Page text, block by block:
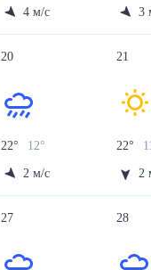
4 м/с
3
20
22° 12°
2 м/с
21
22°
2
27 28